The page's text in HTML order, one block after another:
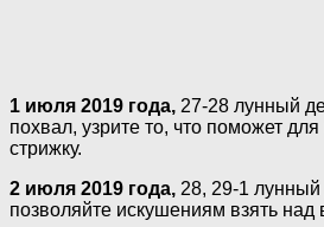
1 июля 2019 года, 27-28 лунный
похвал, узрите то, что поможет
стрижку.
2 июля 2019 года, 28, 29-1 лунный
позволяйте искушениям взять над